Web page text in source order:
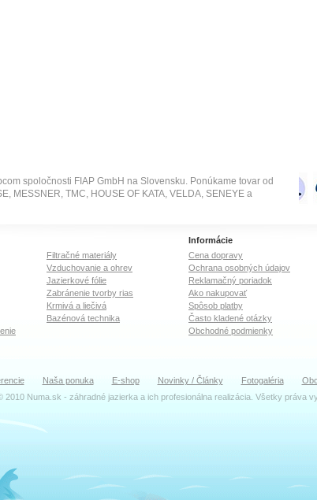
spoločnosti FIAP GmbH na Slovensku. Ponúkame tovar od
MESSNER, TMC, HOUSE OF KATA, VELDA, SENEYE a
Filtračné materiály
Vzduchovanie a ohrev
Jazierkové fólie
Zabránenie tvorby rias
Krmivá a liečivá
Bazénová technika
Informácie
Cena dopravy
Ochrana osobných údajov
Reklamačný poriadok
Ako nakupovať
Spôsob platby
Často kladené otázky
Obchodné podmienky
Naša ponuka E-shop Novinky / Články Fotogaléria
2010 Numa.sk - záhradné jazierka a ich profesionálna realizácia. Všetky práva